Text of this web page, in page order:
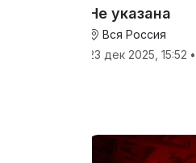
Не указана
Вся Россия
23 дек 2025, 15:52 •